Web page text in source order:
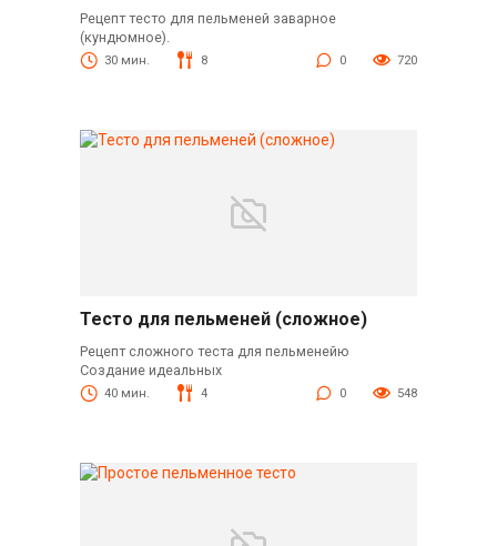
Рецепт тесто для пельменей заварное
(кундюмное).
30 мин. 8 0 720
Тесто для пельменей (сложное)
Рецепт сложного теста для пельменейю
Создание идеальных
40 мин. 4 0 548